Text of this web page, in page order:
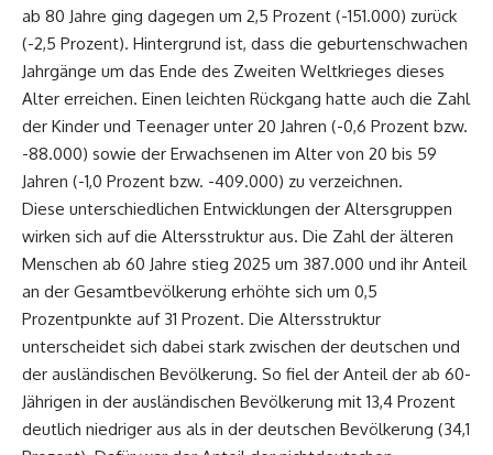
ab 80 Jahre ging dagegen um 2,5 Prozent (-151.000) zurück
(-2,5 Prozent). Hintergrund ist, dass die geburtenschwachen
Jahrgänge um das Ende des Zweiten Weltkrieges dieses
Alter erreichen. Einen leichten Rückgang hatte auch die Zahl
der Kinder und Teenager unter 20 Jahren (-0,6 Prozent bzw.
-88.000) sowie der Erwachsenen im Alter von 20 bis 59
Jahren (-1,0 Prozent bzw. -409.000) zu verzeichnen.
Diese unterschiedlichen Entwicklungen der Altersgruppen
wirken sich auf die Altersstruktur aus. Die Zahl der älteren
Menschen ab 60 Jahre stieg 2025 um 387.000 und ihr Anteil
an der Gesamtbevölkerung erhöhte sich um 0,5
Prozentpunkte auf 31 Prozent. Die Altersstruktur
unterscheidet sich dabei stark zwischen der deutschen und
der ausländischen Bevölkerung. So fiel der Anteil der ab 60-
Jährigen in der ausländischen Bevölkerung mit 13,4 Prozent
deutlich niedriger aus als in der deutschen Bevölkerung (34,1